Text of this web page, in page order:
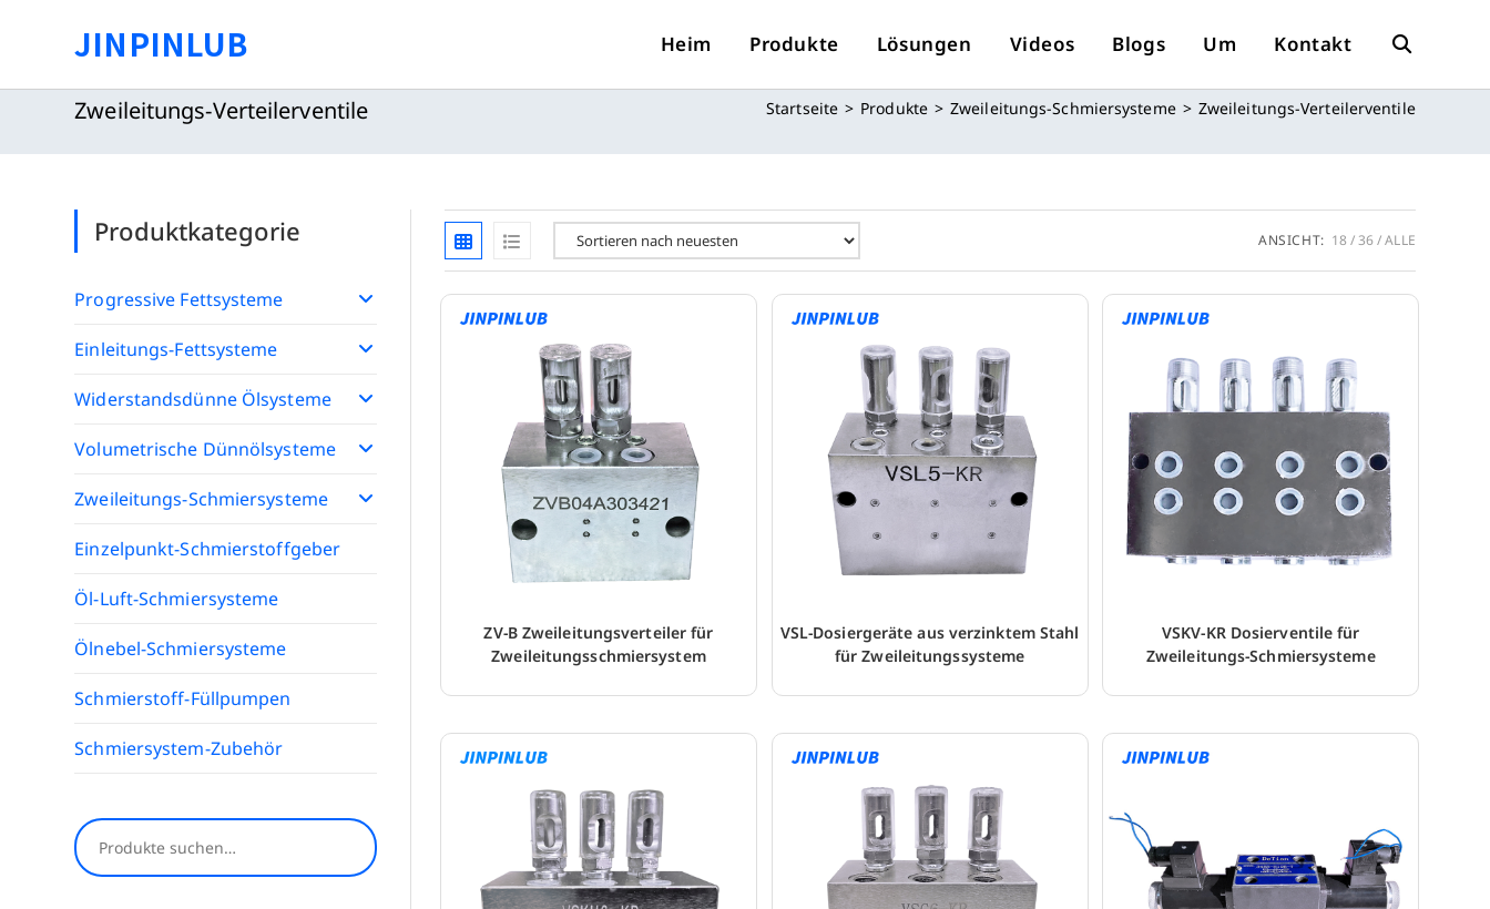
JINPINLUB Heim Produkte Lösungen Videos Blogs Um Kontakt Website-
Zweileitungs-Verteilerventile Startseite > Produkte > Zweileitungs-Schmiersysteme > Zweileitungs-Verteilerventile
Produktkategorie
Progressive Fettsysteme
Einleitungs-Fettsysteme
Widerstandsdünne Ölsysteme
Volumetrische Dünnölsysteme
Zweileitungs-Schmiersysteme
Einzelpunkt-Schmierstoffgeber
Öl-Luft-Schmiersysteme
Ölnebel-Schmiersysteme
Schmierstoff-Füllpumpen
Schmiersystem-Zubehör
Suchen
ANSICHT: 18 36 ALLE
ZV-B Zweileitungsverteiler für
Zweileitungsschmiersystem
VSL-Dosiergeräte aus verzinktem Stahl
für Zweileitungssysteme
VSKV-KR Dosierventile für
Zweileitungs-Schmiersysteme